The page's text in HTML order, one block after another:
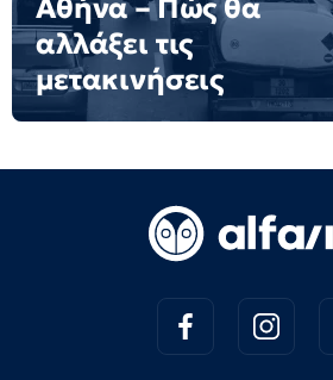
Αθήνα – Πώς θα
αλλάξει τις
μετακινήσεις